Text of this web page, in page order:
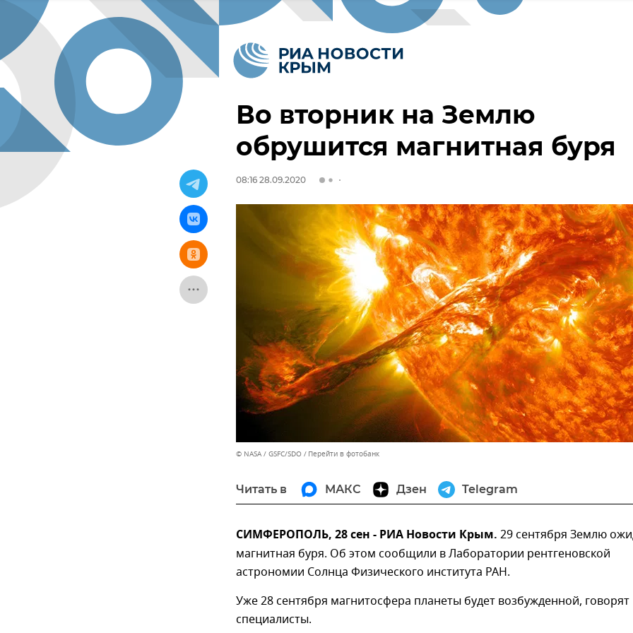
Во вторник на Землю
обрушится магнитная буря
08:16 28.09.2020
© NASA / GSFC/SDO Перейти в фотобанк
Читать в МАКС Дзен Telegram
СИМФЕРОПОЛЬ, 28 сен - РИА Новости Крым. 29 сентября Землю
магнитная буря. Об этом сообщили в Лаборатории рентгеновской
астрономии Солнца Физического института РАН.
Уже 28 сентября магнитосфера планеты будет возбужденной, говорят
специалисты.